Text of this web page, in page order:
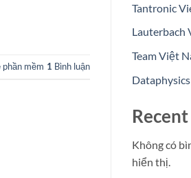
phần mềm 1 Bình luận
Tantronic
Lauterbach
Team Việt
Không có
hiển thị.